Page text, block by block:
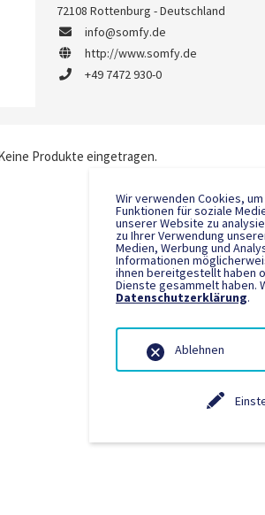
72108 Rottenburg - Deutschland
info@somfy.de
http://www.somfy.de
+49 7472 930-0
Produkte eingetragen.
Wir verwenden Cookies,
Funktionen für soziale
unserer Website zu
zu Ihrer Verwendung
Medien, Werbung und
Informationen
ihnen bereitgestellt haben
Dienste gesammelt haben.
Datenschutzerklärung.
Ablehnen